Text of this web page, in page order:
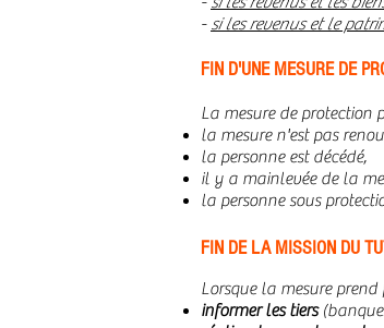
- si les revenus et le
FIN D'UNE MESURE DE
La mesure de protection
la mesure n'est pas
la personne est décédé,
il y a mainlevée de la
la personne sous
FIN DE LA MISSION DU
Lorsque la mesure
informer les tiers